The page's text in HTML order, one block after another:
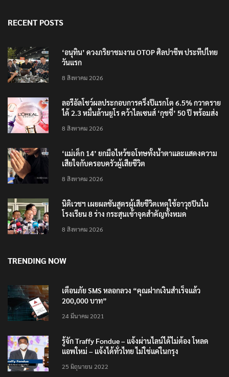
RECENT POSTS
‘อนุทิน’ ควงภริยาชมงาน OTOP ศิลปาชีพ ประทีปไทย
วันแรก
8 สิงหาคม 2026
ลอรีอัลโชว์ผลประกอบการครึ่งปีแรกโต 6.5% กวาดราย
ได้ 2.3 หมื่นล้านยูโร คว้าไลเซนส์ ‘กุชชี่’ 50 ปี พร้อมส่ง
8 สิงหาคม 2026
‘แม่เด็ก 14’ ยกมือไหว้ขอโทษทั้งน้ำตาและแสดงความ
เสียใจกับครอบครัวผู้เสียชีวิต
8 สิงหาคม 2026
นิติเวชฯ เผยผลชันสูตรผู้เสียชีวิตเหตุใช้อาวุธปืนใน
โรงเรียน 8 ร่าง กระสุนเข้าจุดสำคัญทั้งหมด
8 สิงหาคม 2026
TRENDING NOW
เตือนภัย SMS หลอกลวง “คุณฝากเงินสำเร็จแล้ว
200,000 บาท”
24 มีนาคม 2021
รู้จัก Traffy Fondue – แจ้งผ่านไลน์ได้ไม่ต้อง โหลด
แอพใหม่ – แจ้งได้ทั่วไทย ไม่ใช่แค่ในกรุง
25 มิถุนายน 2022